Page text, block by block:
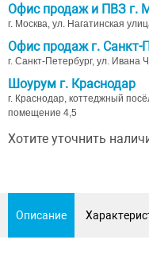
Офис продаж и ПВЗ г.
г. Москва, ул. Нагатинская
Офис продаж г. Санкт-
г. Санкт-Петербург, ул. Ивана
Шоурум г. Краснодар
г. Краснодар, коттеджный
помещение 4,5
Хотите уточнить
Описание